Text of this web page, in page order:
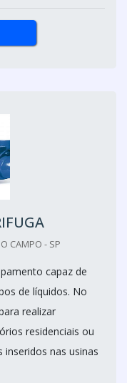
CAMPO - SP
capaz de
de líquidos. No
realizar
residenciais ou
nas usinas